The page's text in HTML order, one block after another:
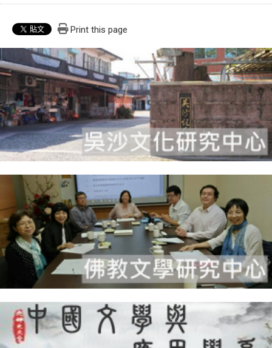
Print this page